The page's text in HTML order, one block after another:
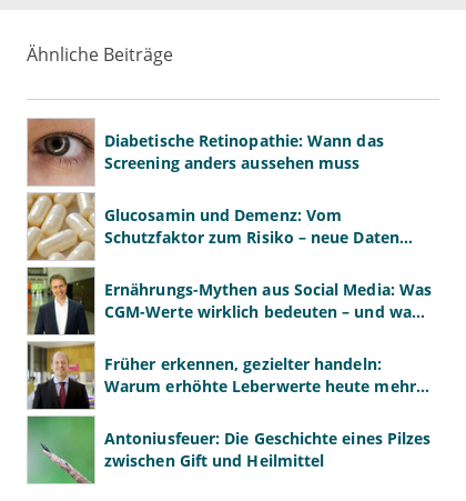
Ähnliche Beiträge
Diabetische Retinopathie: Wann das
Screening anders aussehen muss
Glucosamin und Demenz: Vom
Schutzfaktor zum Risiko – neue Daten
Ernährungs-Mythen aus Social Media: Was
CGM-Werte wirklich bedeuten – und was
Früher erkennen, gezielter handeln:
Warum erhöhte Leberwerte heute mehr
Antoniusfeuer: Die Geschichte eines Pilzes
zwischen Gift und Heilmittel